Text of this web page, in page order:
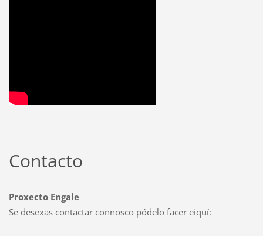
Contacto
Proxecto Engale
Se desexas contactar connosco pódelo facer eiquí: